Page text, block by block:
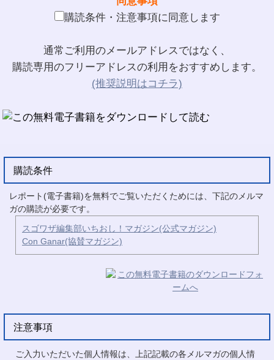
購読条件・注意事項に同意します
通常ご利用のメールアドレスではなく、
購読専用のフリーアドレスの利用をおすすめします。
(推奨説明はコチラ)
購読条件
レポート(電子書籍)を無料でご覧いただくためには、下記のメルマ
ガの購読が必要です。
スゴワザ編集部いちおし！マガジン(公式マガジン)
Con Ganar(協賛マガジン)
注意事項
ご入力いただいた個人情報は、上記記載の各メルマガの個人情